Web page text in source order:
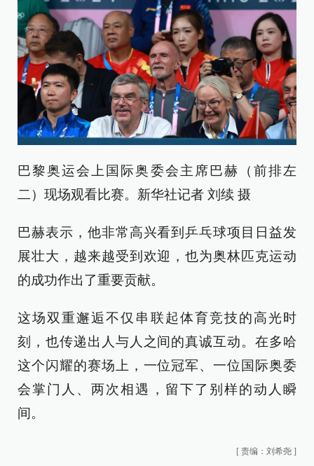
巴黎奥运会上国际奥委会主席巴赫（前排左
二）现场观看比赛。新华社记者 刘续 摄
巴赫表示，他非常高兴看到乒乓球项目日益发
展壮大，越来越受到欢迎，也为奥林匹克运动
的成功作出了重要贡献。
这场双重邂逅不仅串联起体育竞技的高光时
刻，也传递出人与人之间的真诚互动。在多哈
这个闪耀的赛场上，一位冠军、一位国际奥委
会掌门人、两次相遇，留下了别样的动人瞬
间。
[ 责编：刘希尧 ]